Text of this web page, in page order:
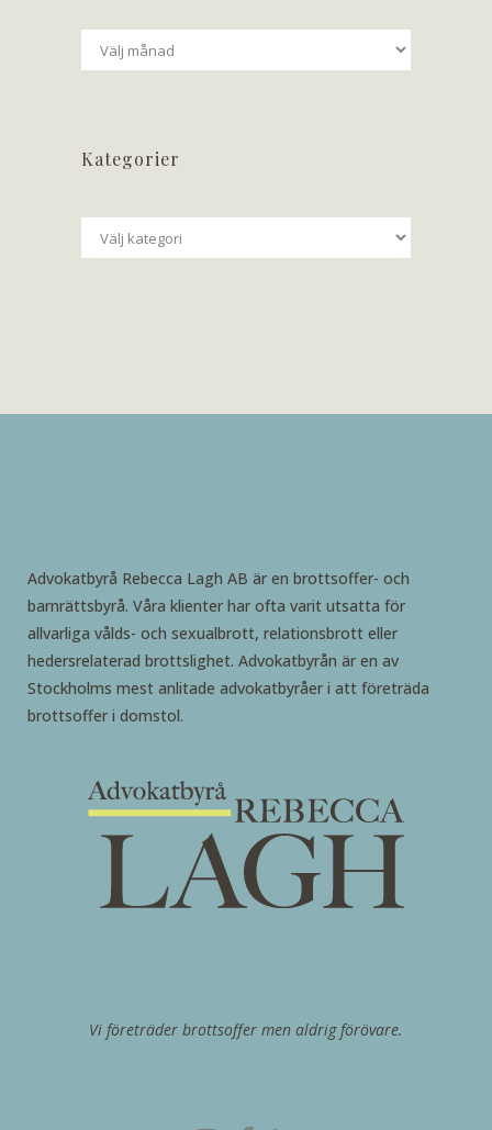
Arkiv
Kategorier
Kategorier
Advokatbyrå Rebecca Lagh AB är en brottsoffer- och
barnrättsbyrå. Våra klienter har ofta varit utsatta för
allvarliga vålds- och sexualbrott, relationsbrott eller
hedersrelaterad brottslighet. Advokatbyrån är en av
Stockholms mest anlitade advokatbyråer i att företräda
brottsoffer i domstol.
Vi företräder brottsoffer men aldrig förövare.